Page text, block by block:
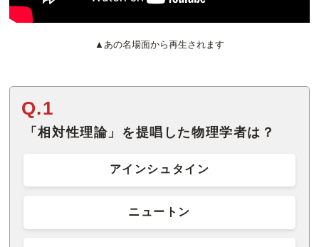
▲あの名場面から再生されます
Q.1
「相対性理論」を提唱した物理学者は？
アインシュタイン
ニュートン